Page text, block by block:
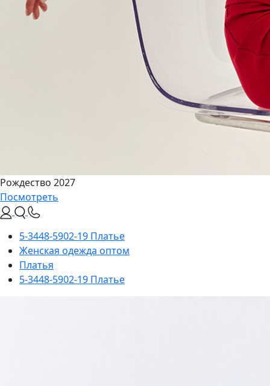
Рождество 2027
Посмотреть
5-3448-5902-19 Платье
Женская одежда оптом
Платья
5-3448-5902-19 Платье